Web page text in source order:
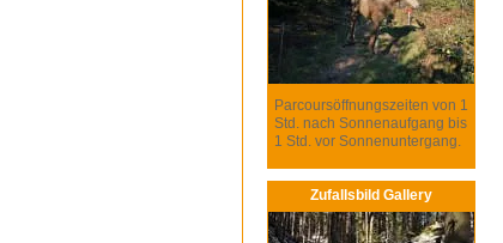
Parcoursöffnungszeiten von 1
Std. nach Sonnenaufgang bis
1 Std. vor Sonnenuntergang.
Zufallsbild Gallery